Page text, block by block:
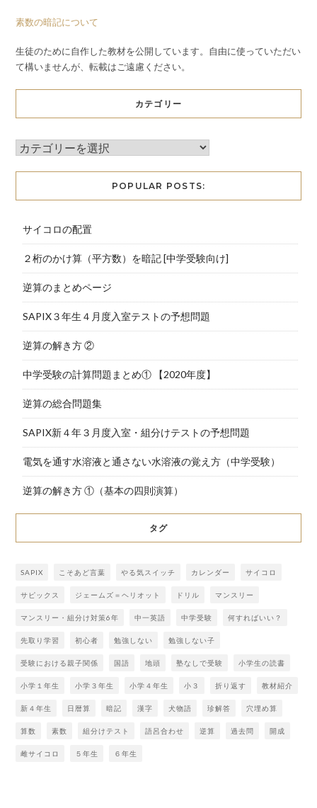
素数の暗記について
生徒のために自作した教材を公開しています。自由に使っていただい
て構いませんが、転載はご遠慮ください。
カテゴリー
POPULAR POSTS:
サイコロの配置
２桁のかけ算（平方数）を暗記 [中学受験向け]
逆算のまとめページ
SAPIX３年生４月度入室テストの予想問題
逆算の解き方 ②
中学受験の計算問題まとめ① 【2020年度】
逆算の総合問題集
SAPIX新４年３月度入室・組分けテストの予想問題
電気を通す水溶液と通さない水溶液の覚え方（中学受験）
逆算の解き方 ①（基本の四則演算）
タグ
SAPIX こそあど言葉 やる気スイッチ カレンダー サイコロ
サピックス ジェームズ＝ヘリオット ドリル マンスリー
マンスリー・組分け対策6年 中一英語 中学受験 何すればいい？
先取り学習 初心者 勉強しない 勉強しない子
受験における親子関係 国語 地頭 塾なしで受験 小学生の読書
小学１年生 小学３年生 小学４年生 小３ 折り返す 教材紹介
新４年生 日暦算 暗記 漢字 犬物語 珍解答 穴埋め算
算数 素数 組分けテスト 語呂合わせ 逆算 過去問 開成
雌サイコロ ５年生 ６年生